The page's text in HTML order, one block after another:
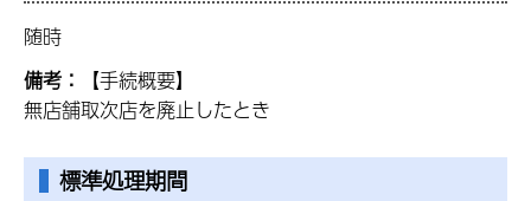
随時
備考：
【手続概要】
無店舗取次店を廃止したとき
標準処理期間